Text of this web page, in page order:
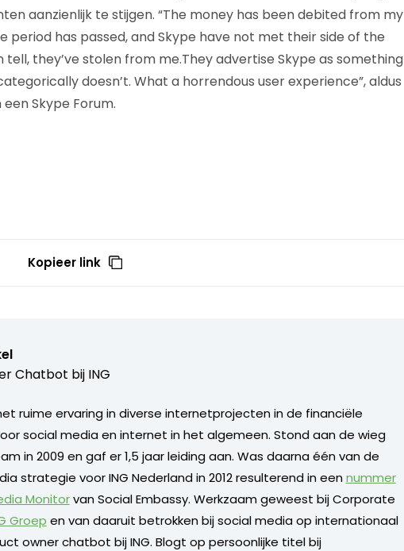
aanzienlijk te stijgen. “The money has been debited from my
period has passed, and Skype have not met their side of the
they’ve stolen from me.They advertise Skype as something
doesn’t. What a horrendous user experience”, aldus
Skype Forum.
Kopieer link
Chatbot bij ING
ruime ervaring in diverse internetprojecten in de financiële
social media en internet in het algemeen. Stond aan de wieg
in 2009 en gaf er 1,5 jaar leiding aan. Was daarna één van de
strategie voor ING Nederland in 2012 resulterend in eennummer
Monitorvan Social Embassy. Werkzaam geweest bij Corporate
Groep en van daaruit betrokken bij social media op internationaal
owner chatbot bij ING. Blogt op persoonlijke titel bij